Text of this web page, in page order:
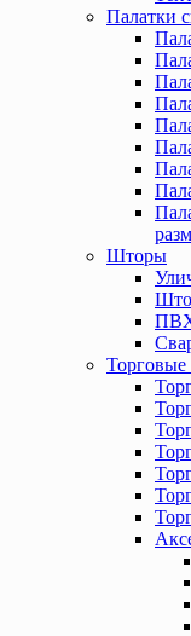
Палатки
Шторы
ПВХ
Торговые